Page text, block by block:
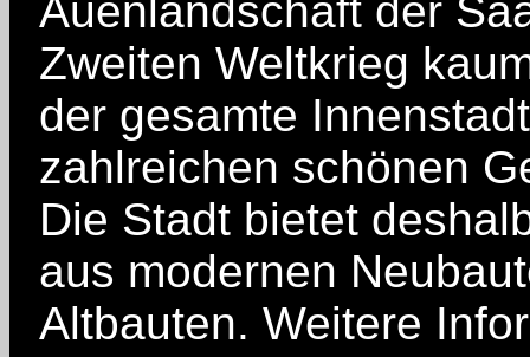
Auenlandschaft der
Zweiten Weltkrieg
der gesamte
zahlreichen schönen
Die Stadt bietet
aus modernen
Altbauten. Weitere